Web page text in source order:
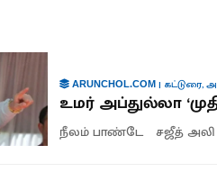
ARUNCHOL.COM| கட்டுரை,
உமர் அப்துல்லா
நீலம் பாண்டே சஜீத் அலி